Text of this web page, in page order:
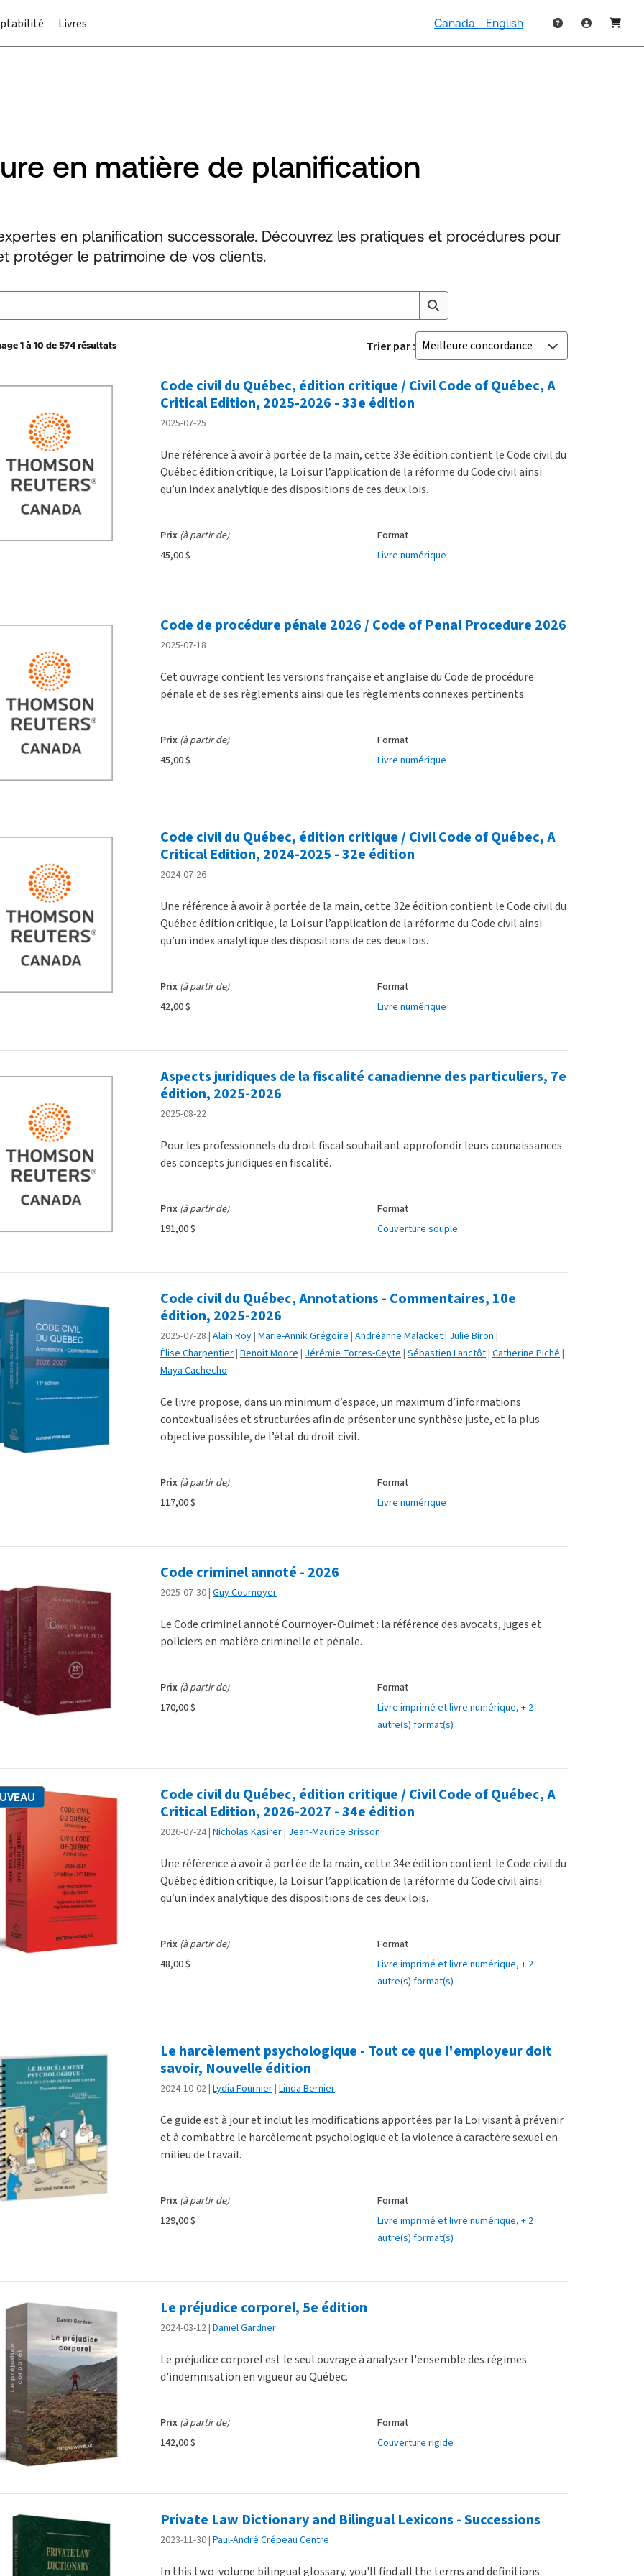
Livres Canada - English
en matière de planification
en planification successorale. Découvrez les pratiques et procédures pour
protéger le patrimoine de vos clients.
1 à 10 de 574 résultats Trier par : Meilleure concordance
Code civil du Québec, édition critique / Civil Code of Québec, A
Critical Edition, 2025-2026 - 33e édition
2025-07-25
Une référence à avoir à portée de la main, cette 33e édition contient le Code civil du
Québec édition critique, la Loi sur l’application de la réforme du Code civil ainsi
qu’un index analytique des dispositions de ces deux lois.
Prix (à partir de)
45,00 $
Format
Livre numérique
Code de procédure pénale 2026 / Code of Penal Procedure 2026
2025-07-18
Cet ouvrage contient les versions française et anglaise du Code de procédure
pénale et de ses règlements ainsi que les règlements connexes pertinents.
Prix (à partir de)
45,00 $
Format
Livre numérique
Code civil du Québec, édition critique / Civil Code of Québec, A
Critical Edition, 2024-2025 - 32e édition
2024-07-26
Une référence à avoir à portée de la main, cette 32e édition contient le Code civil du
Québec édition critique, la Loi sur l’application de la réforme du Code civil ainsi
qu’un index analytique des dispositions de ces deux lois.
Prix (à partir de)
42,00 $
Format
Livre numérique
Aspects juridiques de la fiscalité canadienne des particuliers, 7e
édition, 2025-2026
2025-08-22
Pour les professionnels du droit fiscal souhaitant approfondir leurs connaissances
des concepts juridiques en fiscalité.
Prix (à partir de)
191,00 $
Format
Couverture souple
Code civil du Québec, Annotations - Commentaires, 10e
édition, 2025-2026
2025-07-28 Alain Roy Marie-Annik Grégoire Andréanne Malacket Julie Biron
Élise Charpentier Benoit Moore Jérémie Torres-Ceyte Sébastien Lanctôt Catherine Piché
Maya Cachecho
Ce livre propose, dans un minimum d’espace, un maximum d’informations
contextualisées et structurées afin de présenter une synthèse juste, et la plus
objective possible, de l’état du droit civil.
Prix (à partir de)
117,00 $
Format
Livre numérique
Code criminel annoté - 2026
2025-07-30 Guy Cournoyer
Le Code criminel annoté Cournoyer-Ouimet : la référence des avocats, juges et
policiers en matière criminelle et pénale.
Prix (à partir de)
170,00 $
Format
Livre imprimé et livre numérique, + 2
autre(s) format(s)
Code civil du Québec, édition critique / Civil Code of Québec, A
Critical Edition, 2026-2027 - 34e édition
2026-07-24 Nicholas Kasirer Jean-Maurice Brisson
Une référence à avoir à portée de la main, cette 34e édition contient le Code civil du
Québec édition critique, la Loi sur l’application de la réforme du Code civil ainsi
qu’un index analytique des dispositions de ces deux lois.
Prix (à partir de)
48,00 $
Format
Livre imprimé et livre numérique, + 2
autre(s) format(s)
Le harcèlement psychologique - Tout ce que l'employeur doit
savoir, Nouvelle édition
2024-10-02 Lydia Fournier Linda Bernier
Ce guide est à jour et inclut les modifications apportées par la Loi visant à prévenir
et à combattre le harcèlement psychologique et la violence à caractère sexuel en
milieu de travail.
Prix (à partir de)
129,00 $
Format
Livre imprimé et livre numérique, + 2
autre(s) format(s)
Le préjudice corporel, 5e édition
2024-03-12 Daniel Gardner
Le préjudice corporel est le seul ouvrage à analyser l'ensemble des régimes
d'indemnisation en vigueur au Québec.
Prix (à partir de)
142,00 $
Format
Couverture rigide
Private Law Dictionary and Bilingual Lexicons - Successions
2023-11-30 Paul-André Crépeau Centre
In this two-volume bilingual glossary, you'll find all the terms and definitions